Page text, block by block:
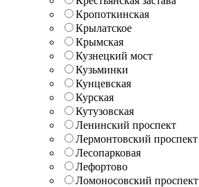
Кропоткинская
Крылатское
Крымская
Кузнецкий мост
Кузьминки
Кунцевская
Курская
Кутузовская
Ленинский проспект
Лермонтовский проспект
Лесопарковая
Лефортово
Ломоносовский проспект